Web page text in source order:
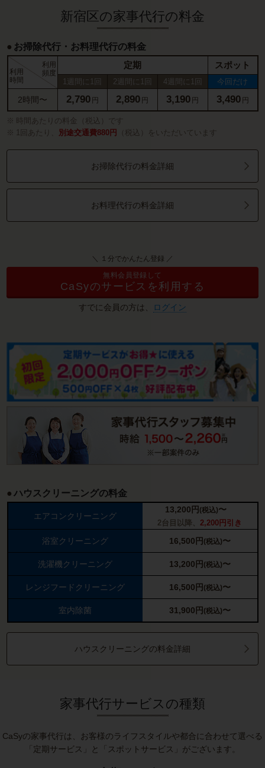
新宿区の家事代行の料金
お掃除代行・お料理代行の料金
利用
時間
利用
頻度
定期 スポット
1週間に1回 2週間に1回 4週間に1回 今回だけ
2時間〜 2,790 円 2,890 円 3,190 円 3,490 円
時間あたりの料金（税込）です
1回あたり、
別途交通費880円 （税込）をいただいています
お掃除代行の料金詳細
お料理代行の料金詳細
＼ １分でかんたん登録 ／
無料会員登録して
CaSyのサービスを利用する
すでに会員の方は、 ログイン
ハウスクリーニングの料金
エアコンクリーニング
13,200 円 (税込)〜
2台目以降、 2,200円引き
浴室クリーニング 16,500 円 (税込)〜
洗濯機クリーニング 13,200 円 (税込)〜
レンジフードクリーニング 16,500 円 (税込)〜
室内除菌 31,900 円 (税込)〜
ハウスクリーニングの料金詳細
家事代行サービスの種類
CaSyの家事代行は、お客様のライフスタイルや都合に合わせて選べる
「定期サービス」と「スポットサービス」がございます。